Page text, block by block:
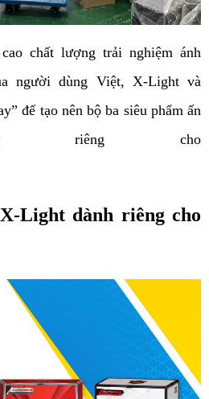
chất lượng trải nghiệm ánh
người dùng Việt, X-Light và
để tạo nên bộ ba siêu phẩm ấn
riêng cho
Light dành riêng cho